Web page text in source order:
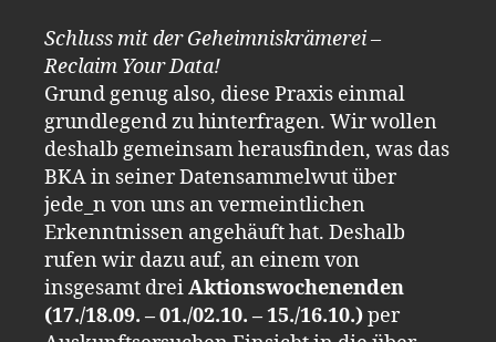
Schluss mit der Geheimniskrämerei –
Reclaim Your Data!
Grund genug also, diese Praxis einmal
grundlegend zu hinterfragen. Wir wollen
deshalb gemeinsam herausfinden, was das
BKA in seiner Datensammelwut über
jede_n von uns an vermeintlichen
Erkenntnissen angehäuft hat. Deshalb
rufen wir dazu auf, an einem von
insgesamt dreiAktionswochenenden
(17./18.09. – 01./02.10. – 15./16.10.)per